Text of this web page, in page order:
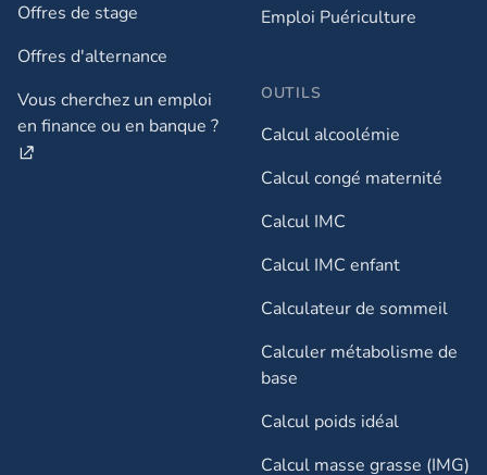
Offres de stage
Offres d'alternance
Vous cherchez un emploi
en finance ou en banque ?
Emploi Puériculture
OUTILS
Calcul alcoolémie
Calcul congé maternité
Calcul IMC
Calcul IMC enfant
Calculateur de sommeil
Calculer métabolisme de
base
Calcul poids idéal
Calcul masse grasse (IMG)